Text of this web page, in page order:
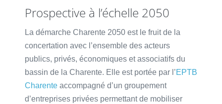
Prospective à l’échelle 2050
La démarche Charente 2050 est le fruit de la
concertation avec l’ensemble des acteurs
publics, privés, économiques et associatifs du
bassin de la Charente. Elle est portée par l’EPTB
Charente accompagné d’un groupement
d’entreprises privées permettant de mobiliser